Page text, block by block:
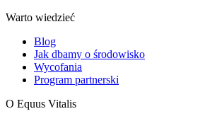
Warto wiedzieć
Blog
Jak dbamy o środowisko
Wycofania
Program partnerski
O Equus Vitalis